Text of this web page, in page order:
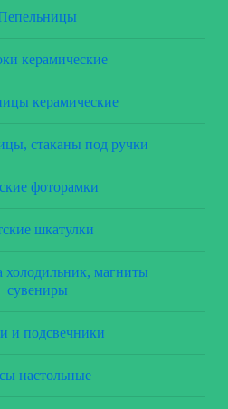
керамические
керамические
стаканы под ручки
фоторамки
шкатулки
магниты
сувениры
и подсвечники
настольные